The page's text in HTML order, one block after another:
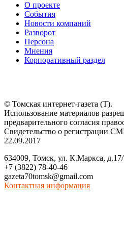
О проекте
События
Новости компаний
Разворот
Персона
Мнения
Корпоративный раздел
© Томская интернет-газета (Т).
Использование материалов
предварительного согласия
Свидетельство о регистрации
22.09.2017
634009, Томск, ул. К.Маркса,
+7 (3822) 78-40-46
gazeta70tomsk@gmail.com
Контактная информация